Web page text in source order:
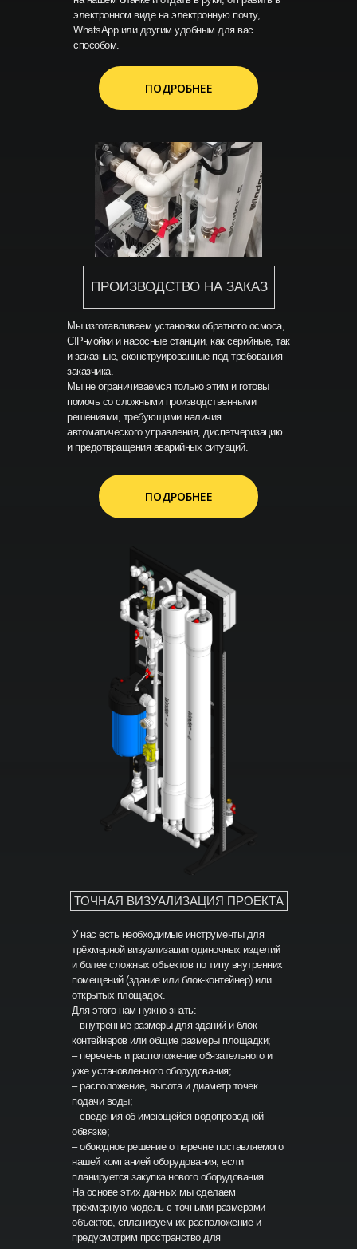
ПРОИЗВОДСТВО НА ЗАКАЗ
ТОЧНАЯ ВИЗУАЛИЗАЦИЯ ПРОЕКТА
электронном виде на электронную почту,
WhatsApp или другим удобным для вас
способом.
Мы изготавливаем установки обратного осмоса,
CIP-мойки и насосные станции, как серийные, так
и заказные, сконструированные под требования
заказчика.
Мы не ограничиваемся только этим и готовы
помочь со сложными производственными
решениями, требующими наличия
автоматического управления, диспетчеризацию
и предотвращения аварийных ситуаций.
У нас есть необходимые инструменты для
трёхмерной визуализации одиночных изделий
и более сложных объектов по типу внутренних
помещений (здание или блок-контейнер) или
открытых площадок.
Для этого нам нужно знать:
– внутренние размеры для зданий и блок-
контейнеров или общие размеры площадки;
– перечень и расположение обязательного и
уже установленного оборудования;
– расположение, высота и диаметр точек
подачи воды;
– сведения об имеющейся водопроводной
обвязке;
– обоюдное решение о перечне поставляемого
нашей компанией оборудования, если
планируется закупка нового оборудования.
На основе этих данных мы сделаем
трёхмерную модель с точными размерами
объектов, спланируем их расположение и
предусмотрим пространство для
ПОДРОБНЕЕ
ПОДРОБНЕЕ